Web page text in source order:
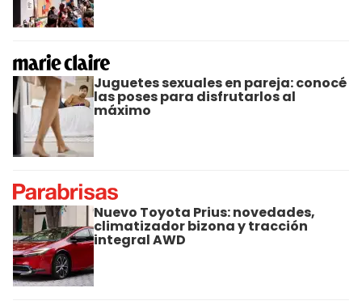
Juguetes sexuales en pareja: conocé
las poses para disfrutarlos al
máximo
Nuevo Toyota Prius: novedades,
climatizador bizona y tracción
integral AWD